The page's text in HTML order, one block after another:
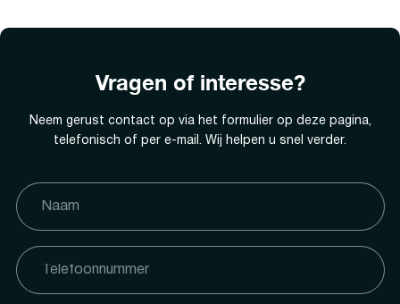
Vragen of interesse?
Neem gerust contact op via het formulier op deze pagina,
telefonisch of per e-mail. Wij helpen u snel verder.